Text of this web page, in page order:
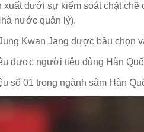
xuất dưới sự kiểm soát chặt
nước quản lý).
Kwan Jang được bầu chọn
được người tiêu dùng Hàn
số 01 trong ngành sâm Hàn